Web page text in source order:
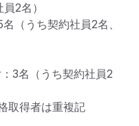
2名）
（うち契約社員2名、
3名（うち契約社員2
取得者は重複記